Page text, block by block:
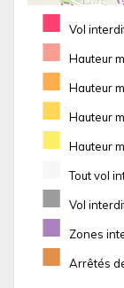
■ Vol
■ Hauteur
■ Hauteur
■ Hauteur
■ Hauteur
Tout vol
■ Vol
■ Zones
■ Arrêtés